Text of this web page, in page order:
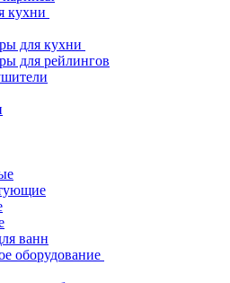
кухни
для кухни
для рейлингов
ванн
оборудование